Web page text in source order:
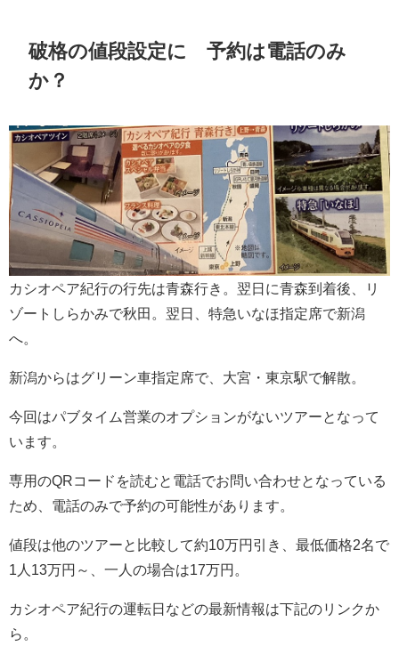
破格の値段設定に 予約は電話のみ
か？
カシオペア紀行の行先は青森行き。翌日に青森到着後、リ
ゾートしらかみで秋田。翌日、特急いなほ指定席で新潟
へ。
新潟からはグリーン車指定席で、大宮・東京駅で解散。
今回はパブタイム営業のオプションがないツアーとなって
います。
専用のQRコードを読むと電話でお問い合わせとなっている
ため、電話のみで予約の可能性があります。
値段は他のツアーと比較して約10万円引き、最低価格2名で
1人13万円～、一人の場合は17万円。
カシオペア紀行の運転日などの最新情報は下記のリンクか
ら。